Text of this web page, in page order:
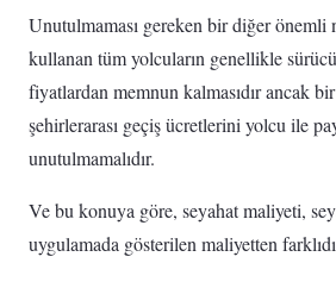
Unutulmaması gereken bir diğer önemli
kullanan tüm yolcuların genellikle
fiyatlardan memnun kalmasıdır ancak
şehirlerarası geçiş ücretlerini yolcu ile
unutulmamalıdır.
Ve bu konuya göre, seyahat maliyeti,
uygulamada gösterilen maliyetten